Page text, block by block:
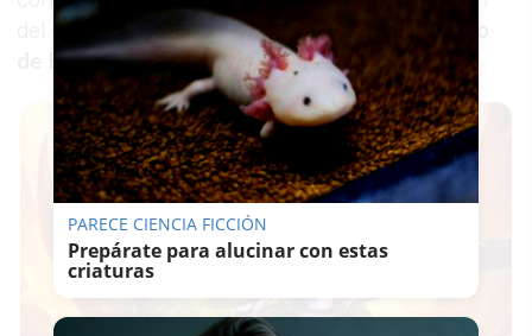
cupón de la ONCE dedicado al Gran Premio
de España de Motociclismo.
PARECE CIENCIA FICCIÓN
Prepárate para alucinar con estas
criaturas